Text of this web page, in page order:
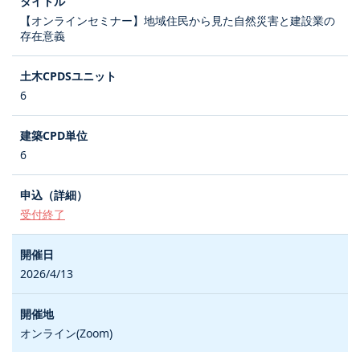
【オンラインセミナー】地域住民から見た自然災害と建設業の
存在意義
6
6
受付終了
2026/4/13
オンライン(Zoom)